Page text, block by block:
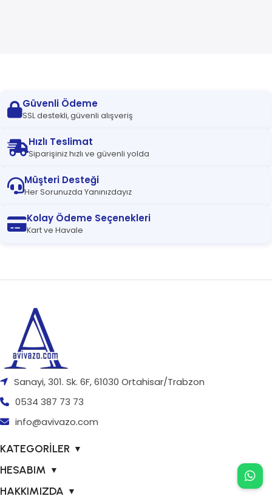
Güvenli Ödeme
SSL destekli, güvenli alışveriş
Hızlı Teslimat
Siparişiniz hızlı ve güvenli yolda
Müşteri Desteği
Her Sorunuzda Yanınızdayız
Kolay Ödeme Seçenekleri
Kart ve Havale
Sanayi, 301. Sk. 6F, 61030 Ortahisar/Trabzon
0534 387 73 73
info@avivazo.com
KATEGORİLER ▼
HESABIM ▼
HAKKIMIZDA ▼